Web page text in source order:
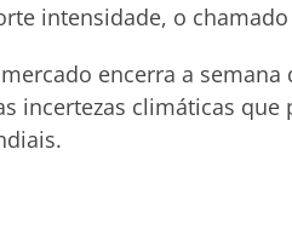
intensidade, o
encerra a
incertezas climáticas